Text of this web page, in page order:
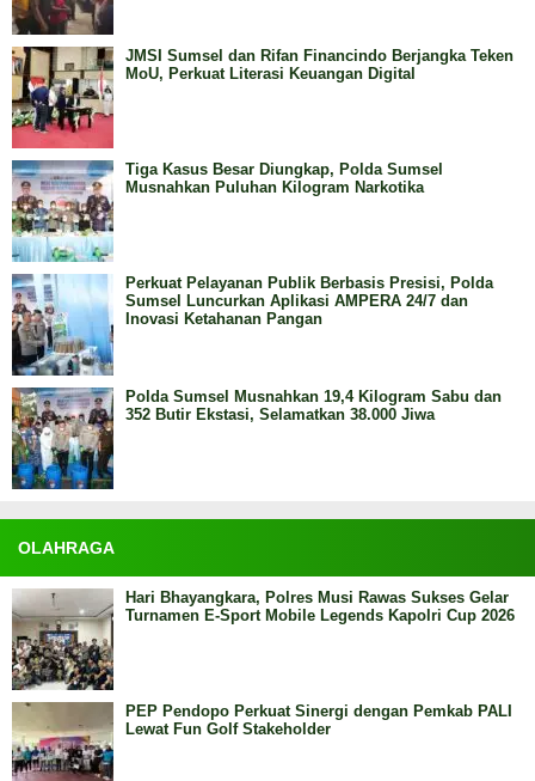
JMSI Sumsel dan Rifan Financindo Berjangka Teken
MoU, Perkuat Literasi Keuangan Digital
Tiga Kasus Besar Diungkap, Polda Sumsel
Musnahkan Puluhan Kilogram Narkotika
Perkuat Pelayanan Publik Berbasis Presisi, Polda
Sumsel Luncurkan Aplikasi AMPERA 24/7 dan
Inovasi Ketahanan Pangan
Polda Sumsel Musnahkan 19,4 Kilogram Sabu dan
352 Butir Ekstasi, Selamatkan 38.000 Jiwa
OLAHRAGA
Hari Bhayangkara, Polres Musi Rawas Sukses Gelar
Turnamen E-Sport Mobile Legends Kapolri Cup 2026
PEP Pendopo Perkuat Sinergi dengan Pemkab PALI
Lewat Fun Golf Stakeholder